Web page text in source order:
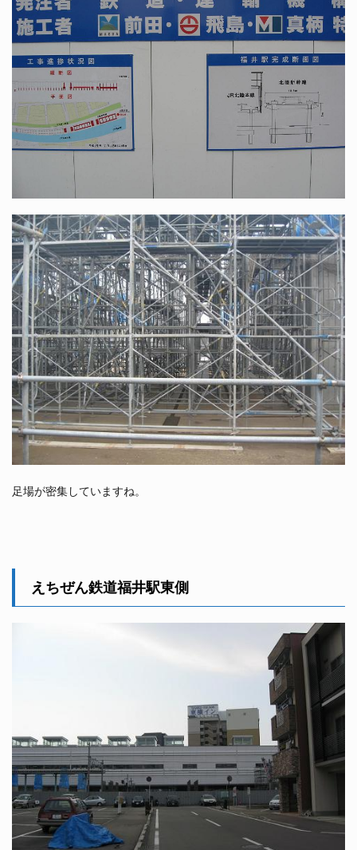
足場が密集していますね。
えちぜん鉄道福井駅東側